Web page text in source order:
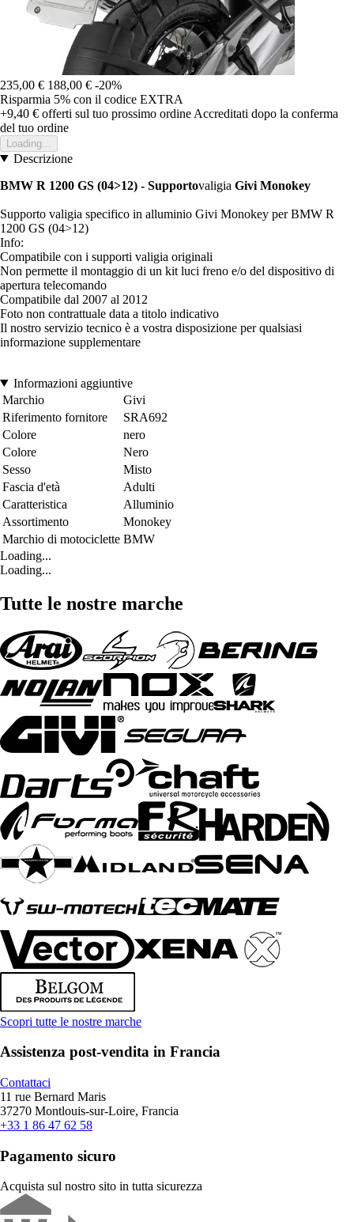
235,00 € 188,00 € -20%
Risparmia 5% con il codice EXTRA
+9,40 € offerti sul tuo prossimo ordine Accreditati dopo la conferma
del tuo ordine
Loading...
Descrizione
BMW R 1200 GS (04>12) - Supportovaligia Givi Monokey
Supporto valigia specifico in alluminio Givi Monokey per BMW R
1200 GS (04>12)
Info:
Compatibile con i supporti valigia originali
Non permette il montaggio di un kit luci freno e/o del dispositivo di
apertura telecomando
Compatibile dal 2007 al 2012
Foto non contrattuale data a titolo indicativo
Il nostro servizio tecnico è a vostra disposizione per qualsiasi
informazione supplementare
Informazioni aggiuntive
Marchio
Givi
Riferimento fornitore
SRA692
Colore
nero
Colore
Nero
Sesso
Misto
Fascia d'età
Adulti
Caratteristica
Alluminio
Assortimento
Monokey
Marchio di motociclette BMW
Loading...
Loading...
Tutte le nostre marche
Scopri tutte le nostre marche
Assistenza post-vendita in Francia
Contattaci
11 rue Bernard Maris
37270 Montlouis-sur-Loire, Francia
+33 1 86 47 62 58
Pagamento sicuro
Acquista sul nostro sito in tutta sicurezza